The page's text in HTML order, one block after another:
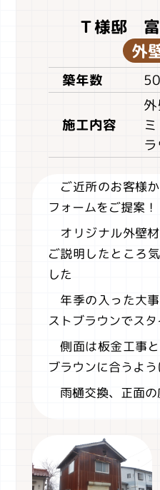
Ｔ様邸
外
築年数
施工内容
ご近所のお客様
フォームをご提案！
オリジナル外壁
ご説明したところ
した
年季の入った大
ストブラウンでス
側面は板金工事
ブラウンに合うよ
雨樋交換、正面